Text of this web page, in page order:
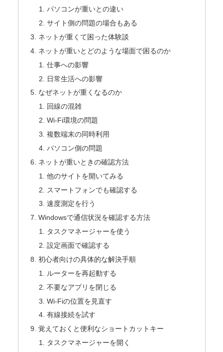
パソコンが重いとの違い
サイト側の問題の場合もある
ネットが重くて困った体験談
ネットが重いとどのような場面で困るのか
仕事への影響
日常生活への影響
なぜネットが重くなるのか
回線の混雑
Wi-Fi環境の問題
複数端末の同時利用
パソコン側の問題
ネットが重いときの確認方法
他のサイトを開いてみる
スマートフォンでも確認する
速度測定を行う
Windowsで通信状況を確認する方法
タスクマネージャーを使う
設定画面で確認する
初心者向けの具体的な解決手順
ルーターを再起動する
不要なアプリを閉じる
Wi-Fiの位置を見直す
有線接続を試す
覚えておくと便利なショートカットキー
タスクマネージャーを開く